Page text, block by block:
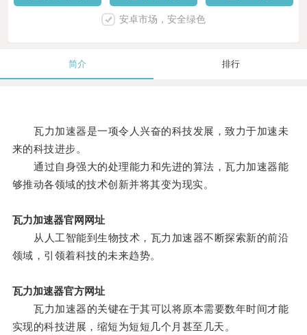
安卓市场，安全绿色
简介 排行
瓦力加速器是一项令人兴奋的科技发展，致力于加速未
来的科技进步。
通过自身强大的处理能力和先进的算法，瓦力加速器能
够推动各领域的技术创新并将其变为现实。
瓦力加速器官网网址
从人工智能到生物技术，瓦力加速器不断探索新的前沿
领域，引领着科技的未来趋势。
瓦力加速器官方网址
瓦力加速器的关键在于其可以将原本需要数年时间才能
实现的科技进展，缩短为短短几个月甚至几天。